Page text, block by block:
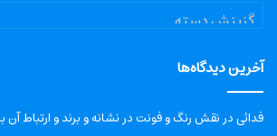
دسترسی
آسان
محتوا
آخرین دیدگاه‌ها
فدائیدرنقش رنگ و فونت در نشانه و برند و ارتباط آن